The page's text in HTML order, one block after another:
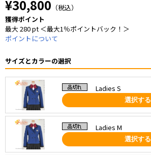
¥30,800 （税込）
獲得ポイント
最大 280 pt ＜最大1％ポイントバック！＞
ポイントについて
サイズとカラーの選択
Ladies S
選択する
Ladies M
選択する